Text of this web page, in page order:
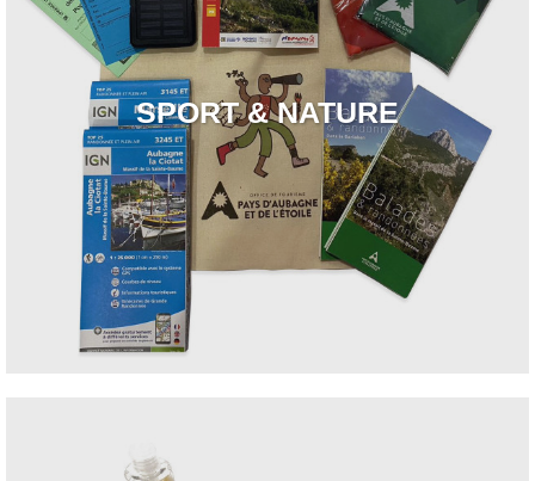
SPORT & NATURE